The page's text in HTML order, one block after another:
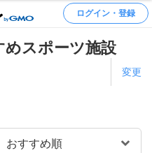
ログイン・登録
めスポーツ施設
変更